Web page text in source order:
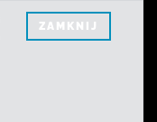
ZAMKNIJ